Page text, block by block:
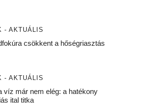
- AKTUÁLIS
csökkent a hőségriasztás
- AKTUÁLIS
víz már nem elég: a hatékony
ital titka